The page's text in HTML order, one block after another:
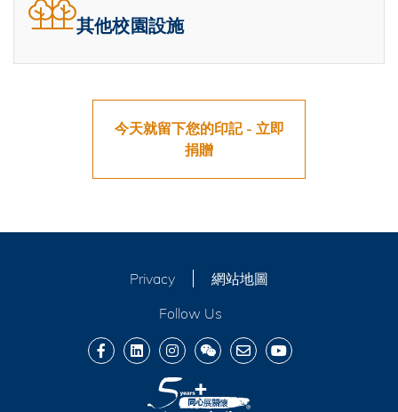
其他校園設施
今天就留下您的印記 - 立即
捐贈
Privacy
網站地圖
Follow Us